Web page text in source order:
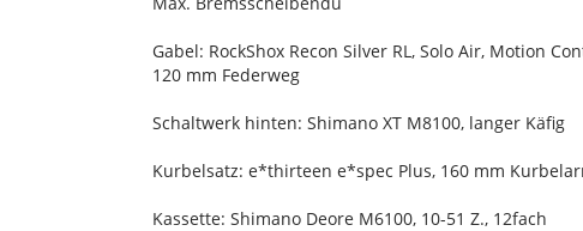
Gabel: RockShox Recon Silver RL, Solo Air, Motion
120 mm Federweg
Schaltwerk hinten: Shimano XT M8100, langer Käfig
Kurbelsatz: e*thirteen e*spec Plus, 160 mm
Kassette: Shimano Deore M6100, 10-51 Z., 12fach